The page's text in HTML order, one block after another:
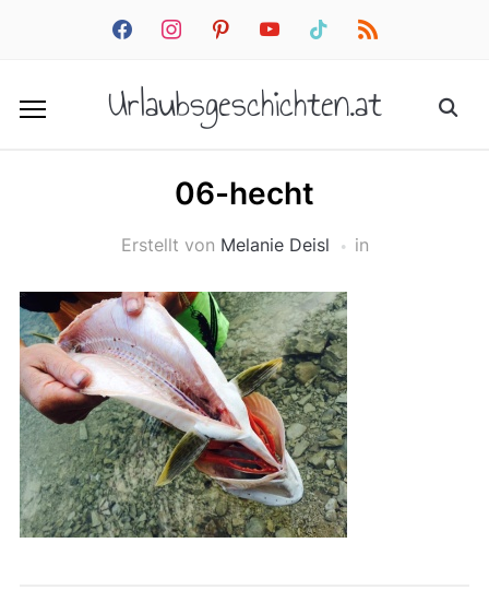
facebookinstagrampinterestyoutube tiktok rss
Urlaubsgeschichten.at
06-hecht
Erstellt von Melanie Deisl in